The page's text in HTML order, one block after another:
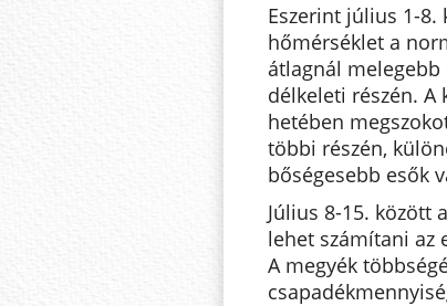
Eszerint július 1-8.
hőmérséklet a
átlagnál melegebb
délkeleti részén.
hetében
többi részén,
bőségesebb esők
Július 8-15. között
lehet számítani az
A megyék